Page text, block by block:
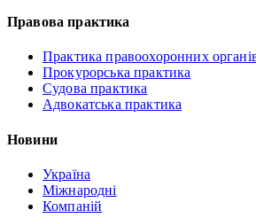
Правова практика
Практика правоохоронних
Прокурорська практика
Судова практика
Адвокатська практика
Новини
Україна
Міжнародні
Компаній